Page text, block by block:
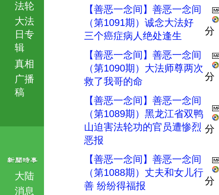
法轮
大法
日专
辑
真相
广播
稿
大陆
消息
【善恶一念间】善恶一念间
（第1091期）诚念大法好
三个癌症病人绝处逢生
分
【善恶一念间】善恶一念间
（第1090期）大法师尊两次
救了我哥的命
分
【善恶一念间】善恶一念间
（第1089期）黑龙江省双鸭
山迫害法轮功的官员遭惨烈
恶报
分
【善恶一念间】善恶一念间
（第1088期）丈夫和女儿行
善 纷纷得福报
分